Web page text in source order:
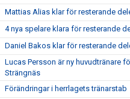
Mattias Alias klar för resterande
4 nya spelare klara för resterande
Daniel Bakos klar för resterande
Lucas Persson är ny huvudtränare
Strängnäs
Förändringar i herrlagets tränarstab